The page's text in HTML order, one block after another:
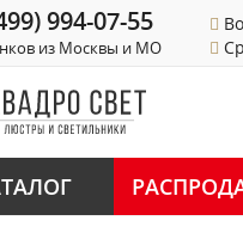
994-07-55
из Москвы и МО